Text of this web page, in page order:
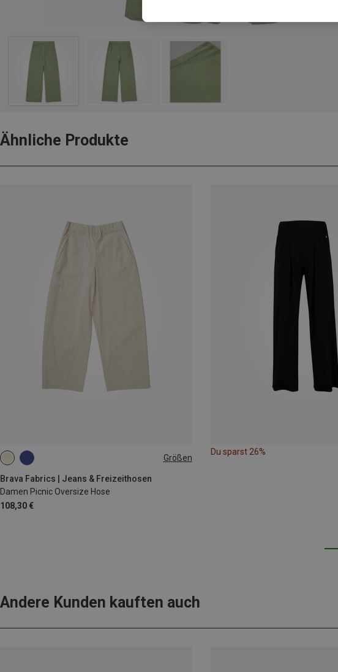
Ähnliche Produkte
Größen
Brava Fabrics | Jeans & Freizeithosen
Damen Picnic Oversize Hose
108,30 €
L XL
Du sparst 26%
Andere Kunden kauften auch